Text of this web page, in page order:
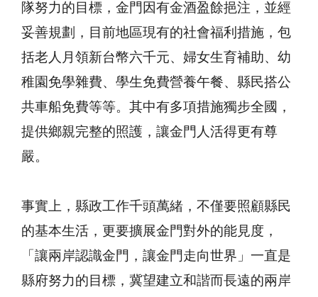
隊努力的目標，金門因有金酒盈餘挹注，並經
妥善規劃，目前地區現有的社會福利措施，包
括老人月領新台幣六千元、婦女生育補助、幼
稚園免學雜費、學生免費營養午餐、縣民搭公
共車船免費等等。其中有多項措施獨步全國，
提供鄉親完整的照護，讓金門人活得更有尊
嚴。
事實上，縣政工作千頭萬緒，不僅要照顧縣民
的基本生活，更要擴展金門對外的能見度，
「讓兩岸認識金門，讓金門走向世界」一直是
縣府努力的目標，冀望建立和諧而長遠的兩岸